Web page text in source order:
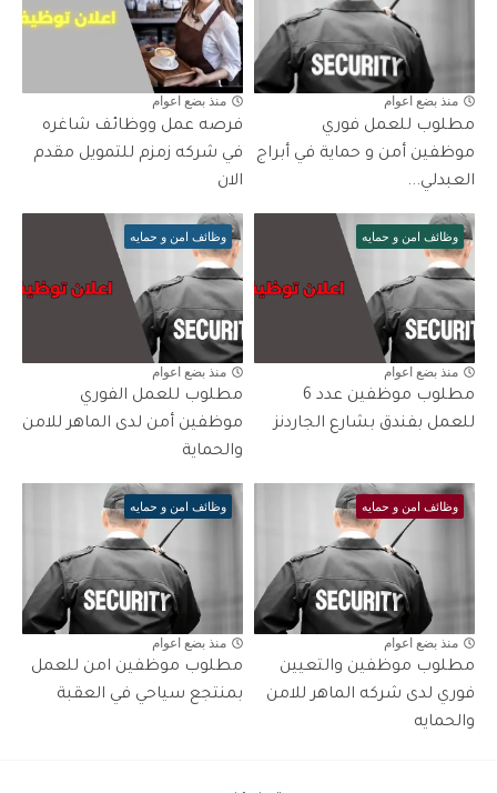
منذ بضع اعوام
مطلوب للعمل فوري
موظفين أمن و حماية في أبراج
العبدلي...
منذ بضع اعوام
فرصه عمل ووظائف شاغره
في شركه زمزم للتمويل مقدم
الان
وظائف امن و حمايه
منذ بضع اعوام
مطلوب موظفين عدد 6
للعمل بفندق بشارع الجاردنز
وظائف امن و حمايه
منذ بضع اعوام
مطلوب للعمل الفوري
موظفين أمن لدى الماهر للامن
والحماية
وظائف امن و حمايه
منذ بضع اعوام
مطلوب موظفين والتعيين
فوري لدى شركه الماهر للامن
والحمايه
وظائف امن و حمايه
منذ بضع اعوام
مطلوب موظفين امن للعمل
بمنتجع سياحي في العقبة